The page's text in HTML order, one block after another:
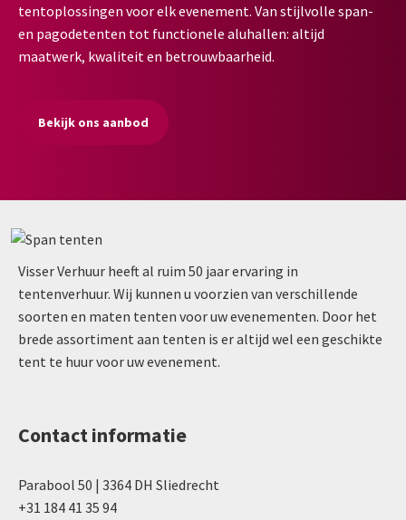
tentoplossingen voor elk evenement. Van stijlvolle span-
en pagodetenten tot functionele aluhallen: altijd
maatwerk, kwaliteit en betrouwbaarheid.
Bekijk ons aanbod
Visser Verhuur heeft al ruim 50 jaar ervaring in
tentenverhuur. Wij kunnen u voorzien van verschillende
soorten en maten tenten voor uw evenementen. Door het
brede assortiment aan tenten is er altijd wel een geschikte
tent te huur voor uw evenement.
Contact informatie
Parabool 50 | 3364 DH Sliedrecht
+31 184 41 35 94